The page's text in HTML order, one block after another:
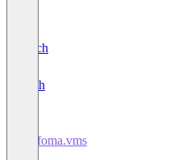
Deutsch
English
wofoma.vms